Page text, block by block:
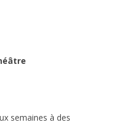
semaines à des